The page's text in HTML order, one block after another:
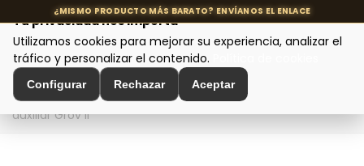
MENÚ
Inicio > Mesas de diseño > Mesas auxiliares
auxiliar Grov II
Tu privacidad nos importa
Utilizamos cookies para mejorar su experiencia, analizar el
tráfico y personalizar el contenido.
Configurar Rechazar Aceptar